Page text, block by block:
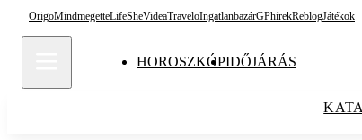
OrigoMindmegetteLifeSheVideaTraveloIngatlanbazárGPhírekReblogJátékok
HOROSZKÓPIDŐJÁRÁS